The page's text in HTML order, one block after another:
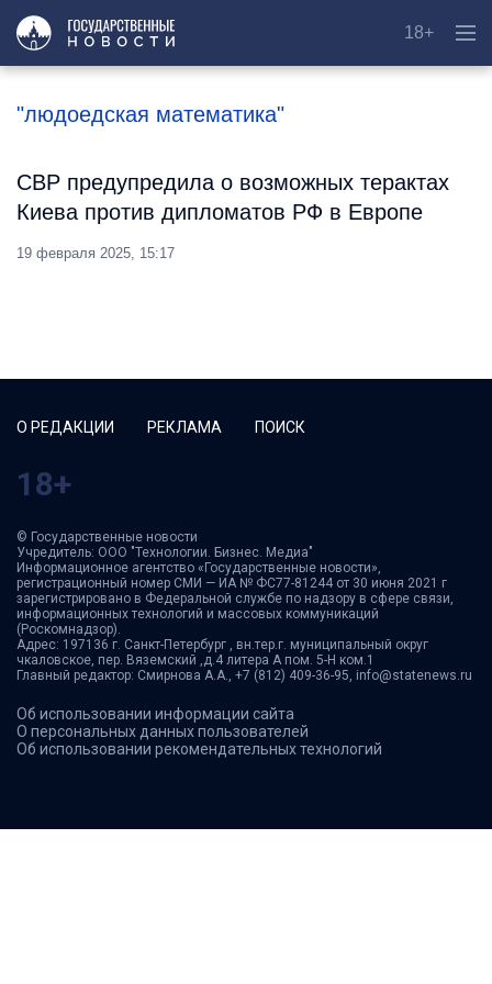
18+
"людоедская математика"
СВР предупредила о возможных терактах
Киева против дипломатов РФ в Европе
19 февраля 2025, 15:17
О РЕДАКЦИИ РЕКЛАМА ПОИСК
18+
© Государственные новости
Учредитель: ООО "Технологии. Бизнес. Медиа"
Информационное агентство «Государственные новости»,
регистрационный номер СМИ — ИА № ФС77-81244 от 30 июня 2021 г
зарегистрировано в Федеральной службе по надзору в сфере связи,
информационных технологий и массовых коммуникаций
(Роскомнадзор).
Адрес: 197136 г. Санкт-Петербург , вн.тер.г. муниципальный округ
чкаловское, пер. Вяземский ,д.4 литера А пом. 5-Н ком.1
Главный редактор: Смирнова А.А., +7 (812) 409-36-95, info@statenews.ru
Об использовании информации сайта
О персональных данных пользователей
Об использовании рекомендательных технологий